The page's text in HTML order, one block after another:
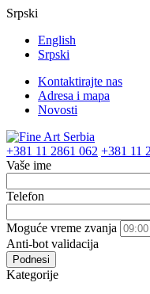
Srpski
English
Srpski
Kontaktirajte nas
Adresa i mapa
Novosti
+381 11 2861 062 +381 11
Vaše ime
Telefon
Moguće vreme zvanja
Anti-bot validacija
Podnesi
Kategorije